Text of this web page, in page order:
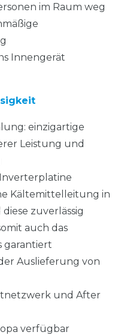
im Raum weg
Innengerät
einzigartige
Leistung und
Kältemittelleitung in
zuverlässig
auch das
garantiert
Auslieferung von
und After
verfügbar